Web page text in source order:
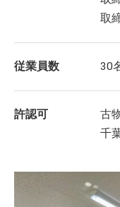
取
従業員数 30
許認可
古
千